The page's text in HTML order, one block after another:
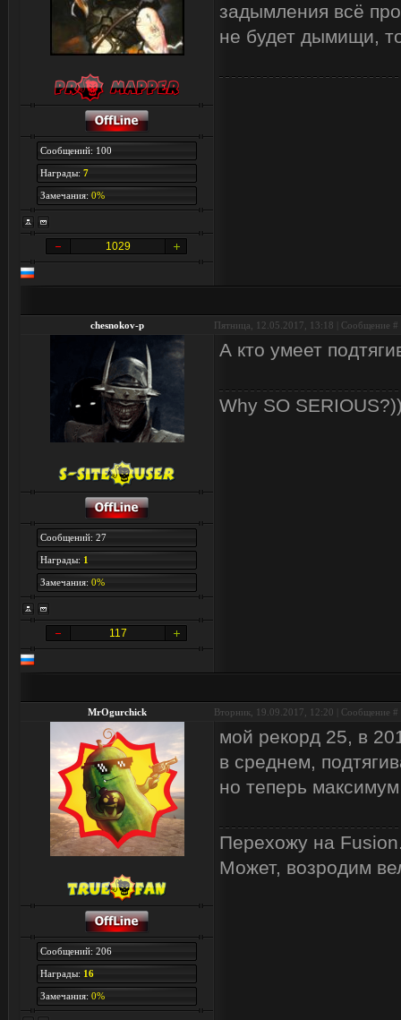
Сообщений: 100
Награды: 7
Замечания: 0%
1029
задымления всё
не будет дымищи,
chesnokov-p Пятница, 12.05.2017, 13:18 | Сообщение #
Сообщений: 27
Награды: 1
Замечания: 0%
117
А кто умеет
Why SO
MrOgurchick Вторник, 19.09.2017, 12:20 | Сообщение #
Сообщений: 206
Награды: 16
Замечания: 0%
мой рекорд 25, в
в среднем,
но теперь
Перехожу на
Может, возродим